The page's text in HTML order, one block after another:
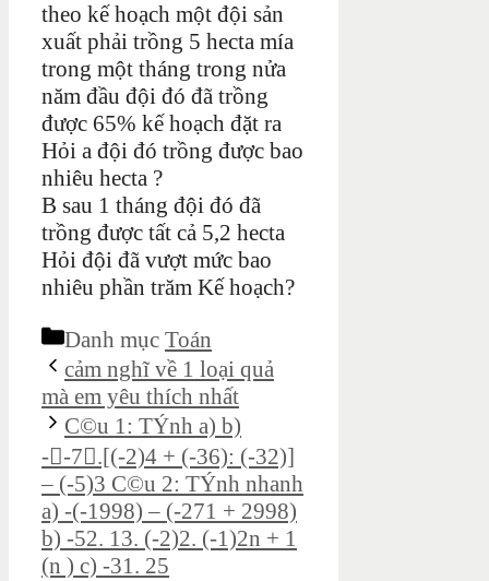
theo kế hoạch một đội sản
xuất phải trồng 5 hecta mía
trong một tháng trong nửa
năm đầu đội đó đã trồng
được 65% kế hoạch đặt ra
Hỏi a đội đó trồng được bao
nhiêu hecta ?
B sau 1 tháng đội đó đã
trồng được tất cả 5,2 hecta
Hỏi đội đã vượt mức bao
nhiêu phần trăm Kế hoạch?
Danh mục Toán
cảm nghĩ về 1 loại quả
mà em yêu thích nhất
C©u 1: TÝnh a) b)
--7.[(-2)4 + (-36): (-32)]
– (-5)3 C©u 2: TÝnh nhanh
a) -(-1998) – (-271 + 2998)
b) -52. 13. (-2)2. (-1)2n + 1
(n ) c) -31. 25